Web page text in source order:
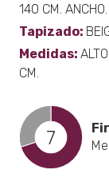
140 CM.
Tapizado:
Medidas:
CM.
7